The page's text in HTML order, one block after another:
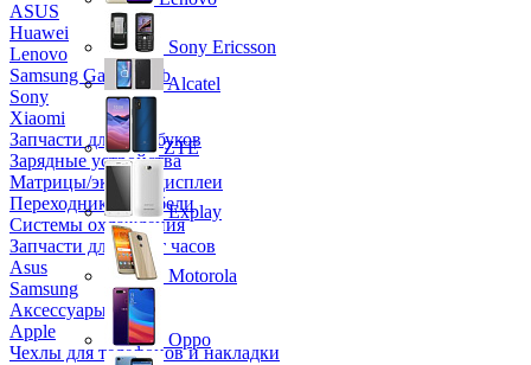
ASUS
Huawei
Lenovo
Samsung Galaxy Tab
Sony
Xiaomi
Запчасти для ноутбуков
Зарядные устройства
Матрицы/экраны/дисплеи
Переходники и кабели
Системы охлаждения
Запчасти для смарт часов
Asus
Samsung
Аксессуары
Apple
Чехлы для телефонов и накладки
Sony Ericsson
Alcatel
ZTE
Explay
Motorola
Oppo